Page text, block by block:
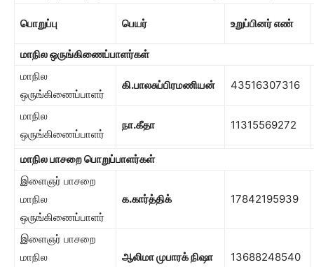
பொறுப்பு பெயர் உறுப்பினர் எண்
மாநில ஒருங்கிணைப்பாளர்கள்
மாநில
ஒருங்கிணைப்பாளர்
கி.பாலசுப்பிரமணியன் 43516307316
மாநில
ஒருங்கிணைப்பாளர்
நா.கீதா 11315569272
மாநில பாசறை பொறுப்பாளர்கள்
இளைஞர் பாசறை
மாநில
ஒருங்கிணைப்பாளர்
க.கார்த்திக் 17842195939
இளைஞர் பாசறை
மாநில
ஆலிமா முபாரக் நிஷா 13688248540